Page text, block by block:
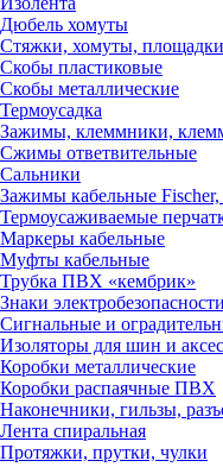
Дюбель хомуты
Стяжки, хомуты,
Скобы пластиковые
Скобы металлические
Термоусадка
Зажимы, клеммники,
Сжимы ответвительные
Сальники
Зажимы кабельные
Термоусаживаемые
Маркеры кабельные
Муфты кабельные
Трубка ПВХ «кембрик»
Знаки электробезопасности
Сигнальные и
Изоляторы для шин и
Коробки металлические
Коробки распаячные ПВХ
Наконечники, гильзы,
Лента спиральная
Протяжки, прутки, чулки